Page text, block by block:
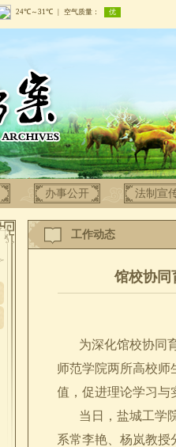
办事公开 法制宣
工作动态
馆校协
为深化馆校协同育
师范学院两所高校师
值，促进理论学习与
当日，盐城工学院
系常李艳、杨岚教授